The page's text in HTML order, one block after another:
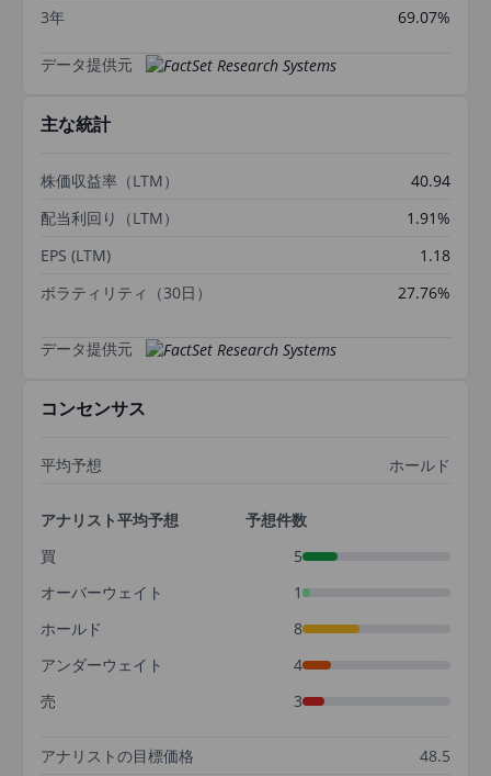
3年
69.07%
データ提供元
主な統計
株価収益率（LTM）
40.94
配当利回り（LTM）
1.91%
EPS (LTM)
1.18
ボラティリティ（30日）
27.76%
データ提供元
コンセンサス
平均予想 ホールド
アナリスト平均予想
予想件数
買
5
オーバーウェイト
1
ホールド
8
アンダーウェイト
4
売
3
アナリストの目標価格 48.5